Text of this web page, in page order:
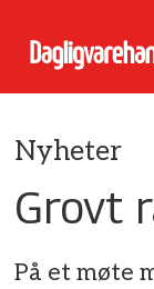
Nyheter
Grovt
På et møte